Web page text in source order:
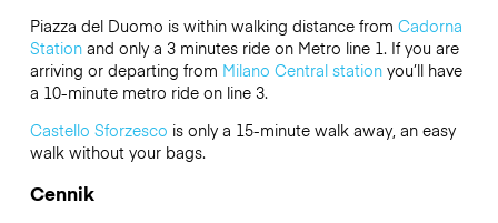
Piazza del Duomo is within walking distance from Cadorna
Stationand only a 3 minutes ride on Metro line 1. If you are
arriving or departing from Milano Central stationyou’ll have
a 10-minute metro ride on line 3.
Castello Sforzesco is only a 15-minute walk away, an easy
walk without your bags.
Cennik